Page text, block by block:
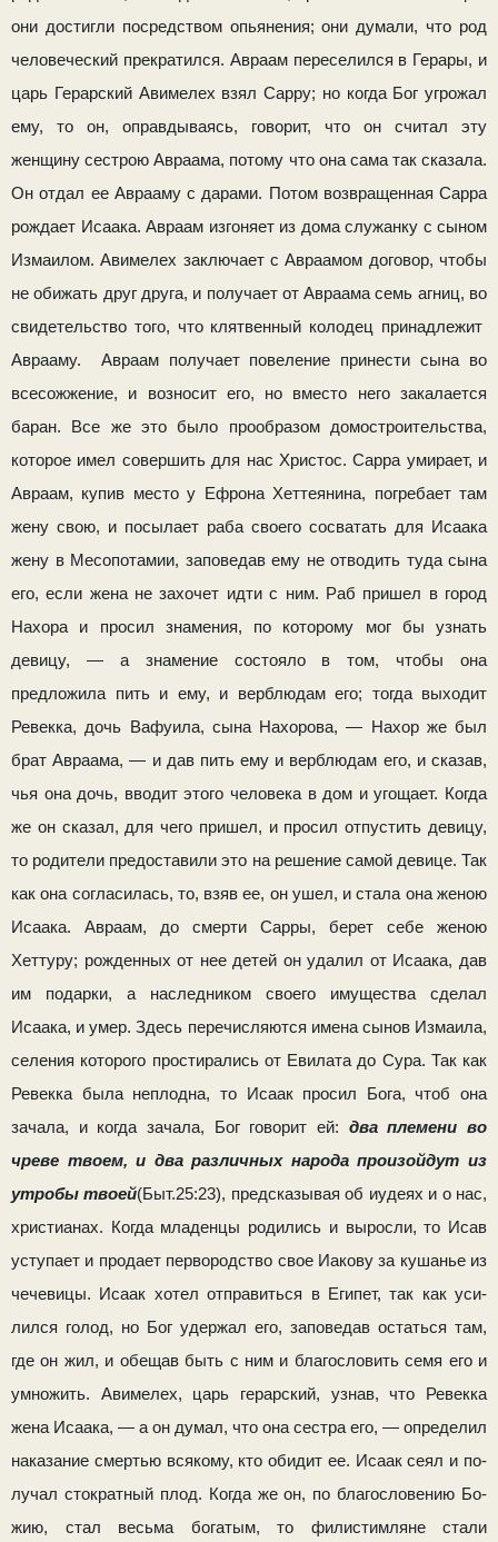
они достигли посредством опьянения; они думали, что род
человеческий прекратился. Авраам пере­селился в Герары, и
царь Герарский Авимелех взял Сарру; но когда Бог угрожал
ему, то он, оправдываясь, говорит, что он считал эту
женщину сестрою Авраама, потому что она сама так сказала.
Он отдал ее Аврааму с дарами. Потом возвращенная Сарра
рождает Исаака. Авраам изгоняет из дома служанку с сыном
Измаилом. Авимелех заключает с Авраамом договор, чтобы
не обижать друг друга, и полу­чает от Авраама семь агниц, во
свидетельство того, что клятвенный колодец принадлежит
Аврааму. Авраам по­лучает повеление принести сына во
всесожжение, и возносит его, но вместо него закалается
баран. Все же это было про­образом домостроительства,
которое имел совершить для нас Христос. Сарра умирает, и
Авраам, купив место у Ефрона Хеттеянина, погребает там
жену свою, и посылает раба своего сосватать для Исаака
жену в Месопотамии, запове­дав ему не отводить туда сына
его, если жена не захо­чет идти с ним. Раб пришел в город
Нахора и про­сил знамения, по которому мог бы узнать
девицу, — а зна­мение состояло в том, чтобы она
предложила пить и ему, и верблюдам его; тогда выходит
Ревекка, дочь Вафуила, сына Нахорова, — Нахор же был
брат Авраама, — и дав пить ему и верблюдам его, и сказав,
чья она дочь, вводит этого человека в дом и угощает. Когда
же он сказал, для чего при­шел, и просил отпустить девицу,
то родители предоставили это на решение самой девице. Так
как она согласилась, то, взяв ее, он ушел, и стала она женою
Исаака. Авраам, до смерти Сарры, берет себе женою
Хеттуру; рожденных от нее детей он удалил от Исаака, дав
им подарки, а наследни­ком своего имущества сделал
Исаака, и умер. Здесь пере­числяются имена сынов Измаила,
селения которого простира­лись от Евилата до Сура. Так как
Ревекка была неплодна, то Исаак просил Бога, чтоб она
зачала, и когда зачала, Бог говорит ей: два племени во
чреве твоем, и два различных народа произойдут из
утробы твоей(Быт.25:23), предсказывая об иудеях и о нас,
хри­стианах. Когда младенцы родились и выросли, то Исав
усту­пает и продает первородство свое Иакову за кушанье из
че­чевицы. Исаак хотел отправиться в Египет, так как уси­
лился голод, но Бог удержал его, заповедав остаться там,
где он жил, и обещав быть с ним и благословить семя его и
умножить. Авимелех, царь герарский, узнав, что Ревекка
жена Исаака, — а он думал, что она сестра его, — определил
наказание смертью всякому, кто обидит ее. Исаак сеял и по­
лучал стократный плод. Когда же он, по благословению Бо­
жию, стал весьма богатым, то филистимляне стали